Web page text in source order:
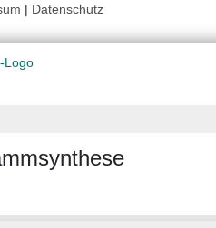
| Datenschutz